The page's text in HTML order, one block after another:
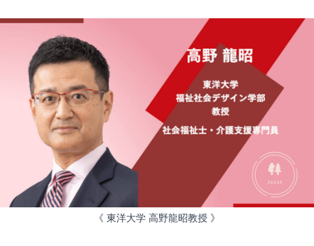
《 東洋大学 高野龍昭教授 》